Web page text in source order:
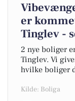
er
Tinglev -
2 nye boliger
Tinglev. Vi
hvilke boliger
Kilde: Boliga